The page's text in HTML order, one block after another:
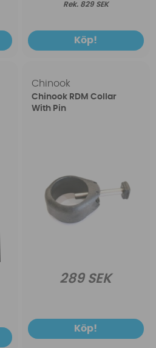
829 SEK
Köp!
Chinook
Chinook RDM Collar
With Pin
289 SEK
Köp!